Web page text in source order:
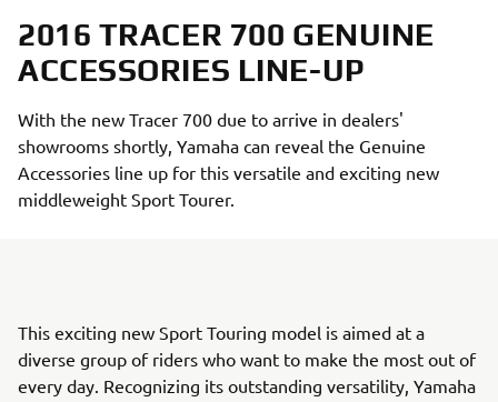
2016 TRACER 700 GENUINE
ACCESSORIES LINE-UP
With the new Tracer 700 due to arrive in dealers'
showrooms shortly, Yamaha can reveal the Genuine
Accessories line up for this versatile and exciting new
middleweight Sport Tourer.
This exciting new Sport Touring model is aimed at a
diverse group of riders who want to make the most out of
every day. Recognizing its outstanding versatility, Yamaha